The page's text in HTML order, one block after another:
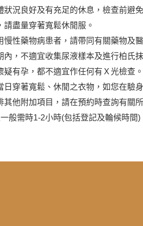
狀況良好及有充足的休息，檢查前避
請盡量穿著寬鬆休閒服。
慢性藥物病患者，請帶同有關藥物及
內，不適宜收集尿液樣本及進行柏氏
疑有孕，都不適宜作任何有Ｘ光檢查。
日穿著寬鬆、休閒之衣物，如您在驗
其他附加項目，請在預約時查詢有關
般需時1-2小時(包括登記及輪候時間